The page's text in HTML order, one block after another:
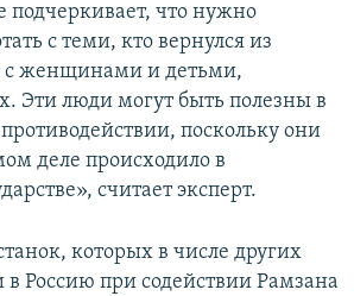
подчеркивает, что нужно
с теми, кто вернулся из
с женщинами и детьми,
Эти люди могут быть полезны в
поскольку они
деле происходило в
считает эксперт.
которых в числе других
Россию при содействии Рамзана